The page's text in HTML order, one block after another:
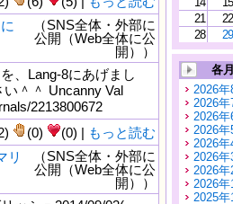
（SNS全体・外部に
公開（Web全体に公
開））
、Lang-8にあげまし
＾＾ Uncanny Val
2213800672
(0) (0) | もっと読む
リ
（SNS全体・外部に
公開（Web全体に公
開））
21
22
28
29
各
2026
2026
2026
2026
2026
2026
2026
2026
2025